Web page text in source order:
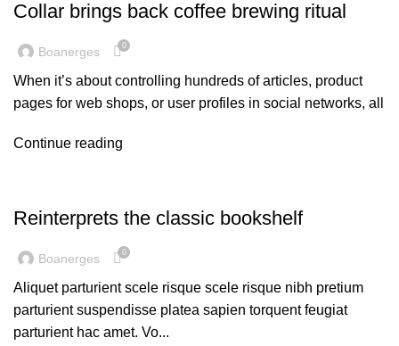
Collar brings back coffee brewing ritual
Boanerges 0
When it’s about controlling hundreds of articles, product
pages for web shops, or user profiles in social networks, all
Continue reading
Reinterprets the classic bookshelf
Boanerges 0
Aliquet parturient scele risque scele risque nibh pretium
parturient suspendisse platea sapien torquent feugiat
parturient hac amet. Vo...